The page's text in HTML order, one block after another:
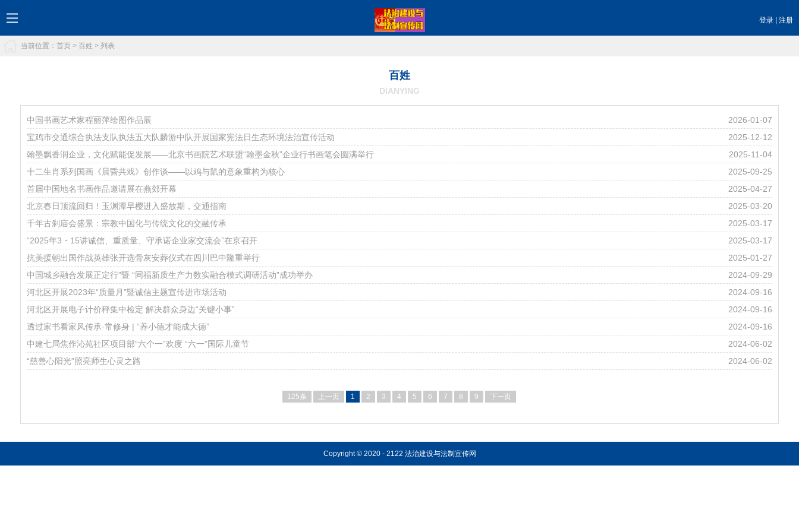
登录 注册
当前位置： 首页 > 百姓 > 列表
百姓
DIANYING
中国书画艺术家程丽萍绘图作品展
2026-01-07
宝鸡市交通综合执法支队执法五大队麟游中队开展国家宪法日生态环境法治宣传活动
2025-12-12
翰墨飘香润企业，文化赋能促发展——北京书画院艺术联盟“翰墨金秋”企业行书画笔会圆满举行
2025-11-04
十二生肖系列国画《晨昏共戏》创作谈——以鸡与鼠的意象重构为核心
2025-09-25
首届中国地名书画作品邀请展在燕郊开幕
2025-04-27
北京春日顶流回归！玉渊潭早樱进入盛放期，交通指南
2025-03-20
千年古刹庙会盛景：宗教中国化与传统文化的交融传承
2025-03-17
“2025年3・15讲诚信、重质量、守承诺企业家交流会”在京召开
2025-03-17
抗美援朝出国作战英雄张开选骨灰安葬仪式在四川巴中隆重举行
2025-01-27
中国城乡融合发展正定行”暨 “同福新质生产力数实融合模式调研活动”成功举办
2024-09-29
河北区开展2023年“质量月”暨诚信主题宣传进市场活动
2024-09-16
河北区开展电子计价秤集中检定 解决群众身边“关键小事”
2024-09-16
透过家书看家风传承·常修身 | “养小德才能成大德”
2024-09-16
中建七局焦作沁苑社区项目部“六个一”欢度 “六一”国际儿童节
2024-06-02
“慈善心阳光”照亮师生心灵之路
2024-06-02
125条 上一页 1 2 3 4 5 6 7 8 9 下一页
Copyright © 2020 - 2122 法治建设与法制宣传网